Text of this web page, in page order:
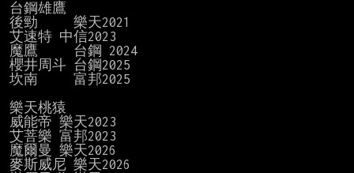
台鋼雄鷹
後勁     樂天2021
艾速特 中信2023
魔鷹     台鋼 2024
櫻井周斗 台鋼2025
坎南     富邦2025
樂天桃猿
威能帝 樂天2023
艾菩樂 富邦2023
魔爾曼 樂天2026
麥斯威尼 樂天2026